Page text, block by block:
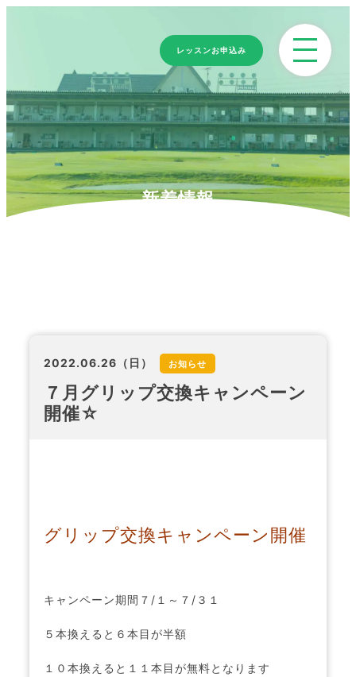
新着情報
2022.06.26（日） お知らせ
７月グリップ交換キャンペーン
開催☆
グリップ交換キャンペーン開催
キャンペーン期間７/１～７/３１
５本換えると６本目が半額
１０本換えると１１本目が無料となります
レッスンお申込み